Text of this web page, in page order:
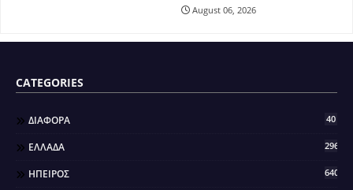
August 06, 2026
CATEGORIES
ΔΙΑΦΟΡΑ 40
ΕΛΛΑΔΑ 296
ΗΠΕΙΡΟΣ 640